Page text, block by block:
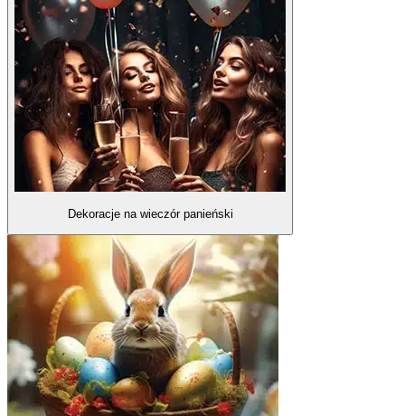
Dekoracje na wieczór panieński